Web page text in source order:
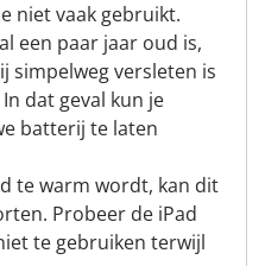
niet vaak gebruikt.
een paar jaar oud is,
simpelweg versleten is
dat geval kun je
batterij te laten
te warm wordt, kan dit
Probeer de iPad
te gebruiken terwijl